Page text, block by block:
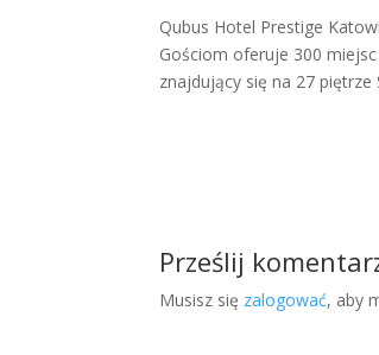
Qubus Hotel Prestige
Gościom oferuje 300
znajdujący się na 27 piętrze
Prześlij
Musisz się zalogować, aby